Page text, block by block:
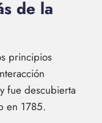
de la
principios
fue descubierta
en 1785.